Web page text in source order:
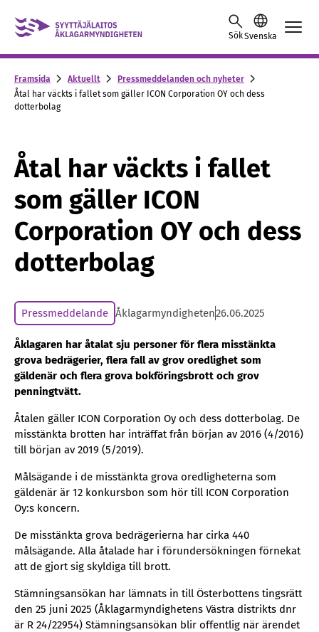
Skip to content -saavutettavuusohje
SökSvenska
Framsida Aktuellt
Pressmeddelanden och nyheter
Åtal har väckts i fallet som gäller ICON Corporation OY och dess
dotterbolag
Åtal har väckts i fallet
som gäller ICON
Corporation OY och dess
dotterbolag
Pressmeddelande Åklagarmyndigheten26.06.2025
Åklagaren har åtalat sju personer för flera misstänkta
grova bedrägerier, flera fall av grov oredlighet som
gäldenär och flera grova bokföringsbrott och grov
penningtvätt.
Åtalen gäller ICON Corporation Oy och dess dotterbolag. De
misstänkta brotten har inträffat från början av 2016 (4/2016)
till början av 2019 (5/2019).
Målsägande i de misstänkta grova oredligheterna som
gäldenär är 12 konkursbon som hör till ICON Corporation
Oy:s koncern.
De misstänkta grova bedrägerierna har cirka 440
målsägande. Alla åtalade har i förundersökningen förnekat
att de gjort sig skyldiga till brott.
Stämningsansökan har lämnats in till Österbottens tingsrätt
den 25 juni 2025 (Åklagarmyndighetens Västra distrikts dnr
är R 24/22954) Stämningsansökan blir offentlig när ärendet